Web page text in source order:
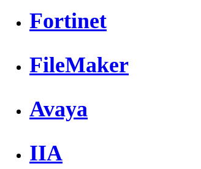
Fortinet
FileMaker
Avaya
IIA